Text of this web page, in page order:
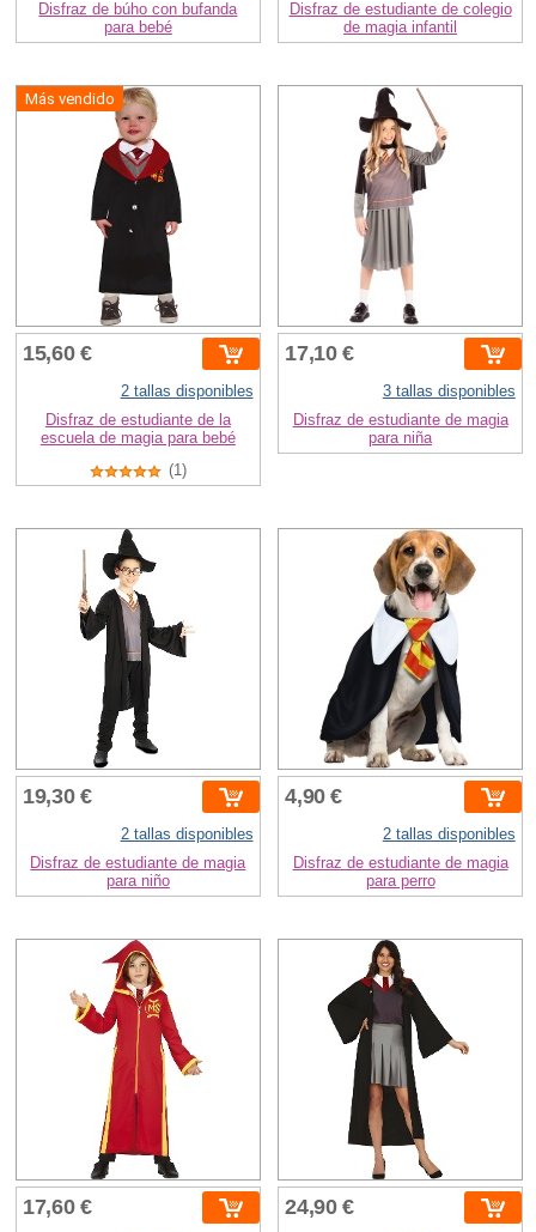
Disfraz de búho con bufanda
para bebé
Disfraz de estudiante de colegio
de magia infantil
Más vendido
15,60 €
2 tallas disponibles
Disfraz de estudiante de la
escuela de magia para bebé
(1)
17,10 €
3 tallas disponibles
Disfraz de estudiante de magia
para niña
19,30 €
2 tallas disponibles
Disfraz de estudiante de magia
para niño
4,90 €
2 tallas disponibles
Disfraz de estudiante de magia
para perro
17,60 € 24,90 €